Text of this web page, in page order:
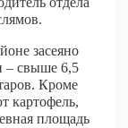
засеяно
– свыше 6,5
Кроме
картофель,
площадь